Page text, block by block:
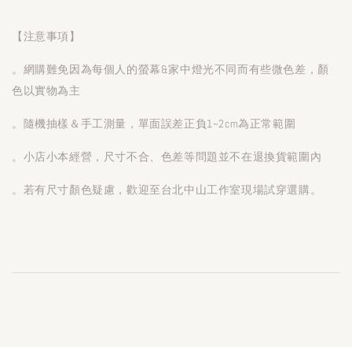
【注意事項】
。網購難免因為每個人的螢幕&家中燈光不同而有些微色差，顏
色以實物為主
。隨機抽樣＆手工測量，單面誤差正負1~2cm為正常範圍
。小店小本經營，尺寸不合、色差等問題並不在退換貨範圍內
。若有尺寸顏色疑慮，歡迎至台北中山工作室現場試穿選購。